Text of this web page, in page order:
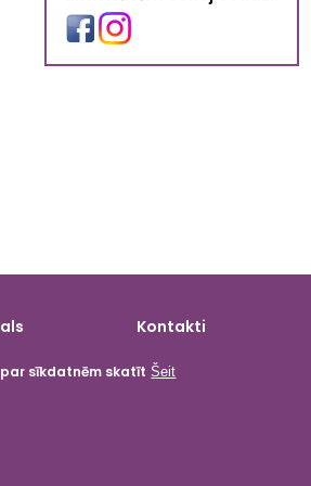
Kontakti
sīkdatnēm skatīt Šeit